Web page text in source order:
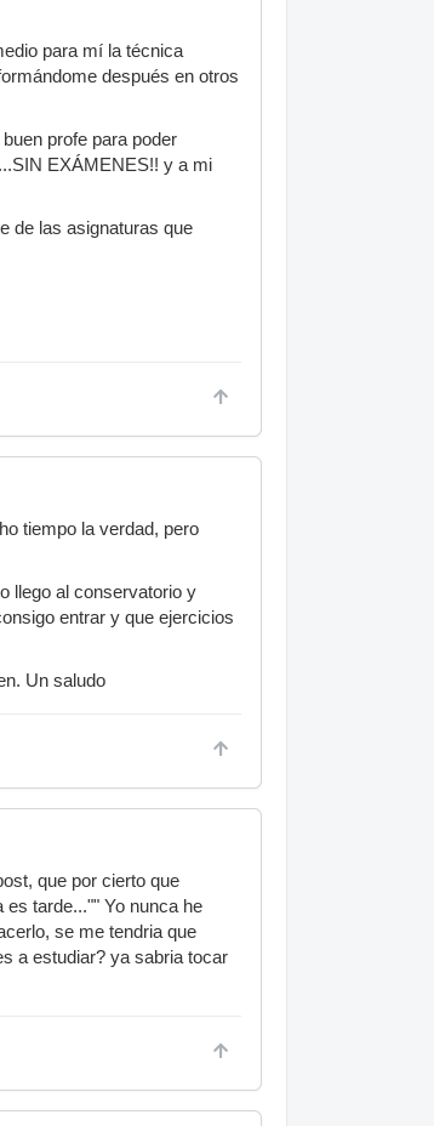
para mí la técnica
después en otros
profe para poder
EXÁMENES!! y a mi
de las asignaturas que
tiempo la verdad, pero
llego al conservatorio y
entrar y que ejercicios
Un saludo
que por cierto que
tarde..."" Yo nunca he
se me tendria que
a estudiar? ya sabria tocar